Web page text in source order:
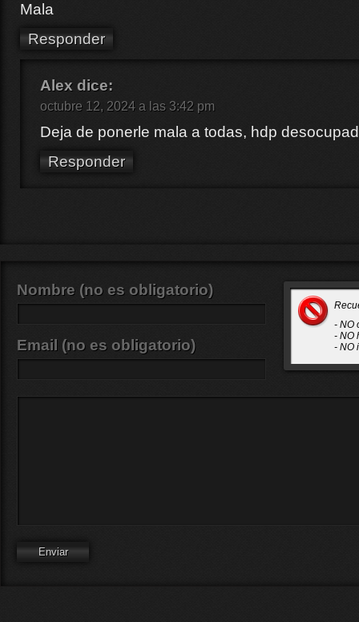
Mala
Responder
Alex dice:
octubre 12, 2024 a las 3:42 pm
Deja de ponerle mala a todas, hdp
Responder
- NO
- NO
- NO
Nombre (no es obligatorio)
Email (no es obligatorio)